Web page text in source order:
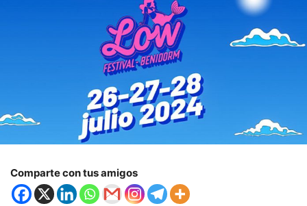
Comparte con tus amigos